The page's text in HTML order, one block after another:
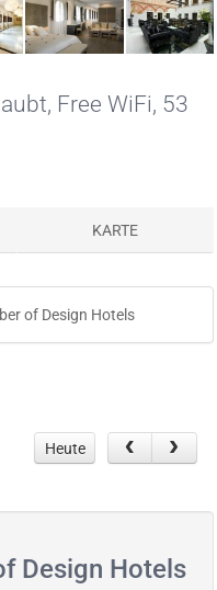
, Free WiFi, 53
KARTE
of Design Hotels
Heute
Design Hotels